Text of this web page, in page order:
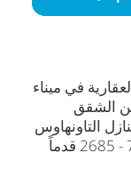
في ميناء
الشقق
التاونهاوس
المكونة من ثلاث غرف نوم بمساحة 774 - 2685 قدماً